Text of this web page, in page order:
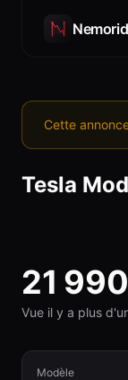
Cette
Tesla
21 990
Vue il y a plus
Modèle